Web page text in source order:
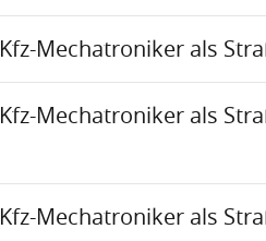
Kfz-Mechatroniker als
Kfz-Mechatroniker als
Kfz-Mechatroniker als